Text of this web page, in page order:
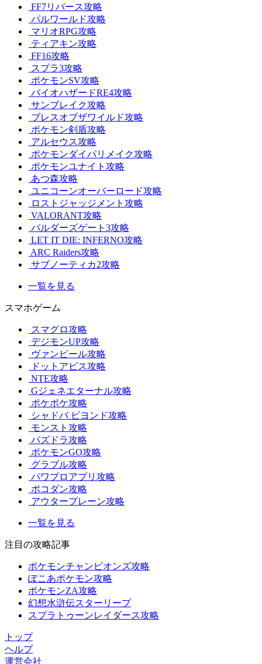
FF7リバース攻略
パルワールド攻略
マリオRPG攻略
ティアキン攻略
FF16攻略
スプラ3攻略
ポケモンSV攻略
バイオハザードRE4攻略
サンブレイク攻略
ブレスオブザワイルド攻略
ポケモン剣盾攻略
アルセウス攻略
ポケモンダイパリメイク攻略
ポケモンユナイト攻略
あつ森攻略
ユニコーンオーバーロード攻略
ロストジャッジメント攻略
VALORANT攻略
バルダーズゲート3攻略
LET IT DIE: INFERNO攻略
ARC Raiders攻略
サブノーティカ2攻略
一覧を見る
スマホゲーム
スマグロ攻略
デジモンUP攻略
ヴァンピール攻略
ドットアビス攻略
NTE攻略
Gジェネエターナル攻略
ポケポケ攻略
シャドバ ビヨンド攻略
モンスト攻略
パズドラ攻略
ポケモンGO攻略
グラブル攻略
パワプロアプリ攻略
ポコダン攻略
アウタープレーン攻略
一覧を見る
注目の攻略記事
ポケモンチャンピオンズ攻略
ぽこあポケモン攻略
ポケモンZA攻略
幻想水滸伝スターリープ
スプラトゥーンレイダース攻略
トップ
ヘルプ
運営会社